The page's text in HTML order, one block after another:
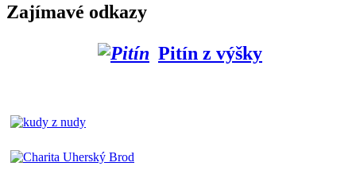
Zajímavé odkazy
Pitín z výšky